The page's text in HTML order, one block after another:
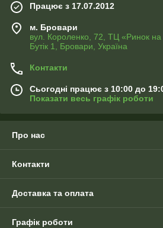
Працює з 17.07.2012
м. Бровари
вул. Короленко, 72, ТЦ «Ринок на
Бутік 1, Бровари, Україна
Контакти
Сьогодні працює з 10:00 до
Показати весь графік роботи
Про нас
Контакти
Доставка та оплата
Графік роботи